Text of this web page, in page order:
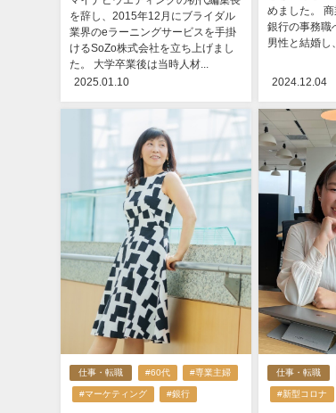
を辞し、2015年12月にブライダル
業界のeラーニングサービスを手掛
けるSoZo株式会社を立ち上げまし
た。 大学卒業後は当時人材...
2025.01.10
めました。
銀行の事務職
男性と結婚し
2024.12.04
仕事・転職 #60代 #専業主婦
#マーケティング #銀行
仕事・転職
#新型コロナ